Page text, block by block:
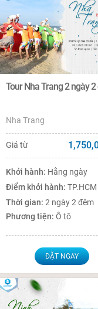
Tour Nha Trang 2 ngày
Nha Trang
Giá từ
Khởi hành: Hằng ngày
Điểm khởi hành:TP.HCM
Thời gian:2 ngày 2 đêm
Phương tiện:Ô tô
ĐẶT NGAY